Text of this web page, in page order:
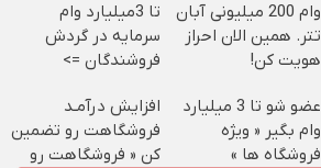
وام 200 میلیونی آبان
تتر. همین الان احراز
هویت کن!
تا 3میلیارد وام
سرمایه در گردش
فروشندگان =>
کن
عضو شو تا 3 میلیارد
وام بگیر « ویژه
فروشگاه ها »
افزایش درآمـد
فروشگاهت رو تضمین
کن « فروشگاهت رو